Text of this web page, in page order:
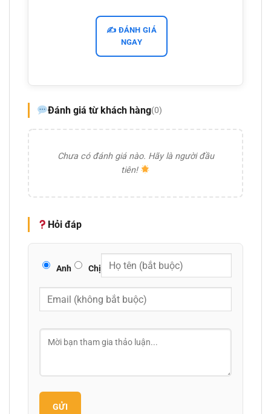
✍️ ĐÁNH GIÁ
NGAY
Đánh giá từ khách hàng(0)
Chưa có đánh giá nào. Hãy là người đầu
tiên!
Hỏi đáp
Anh Chị
GỬI